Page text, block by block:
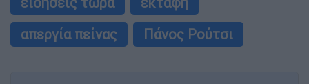
απεργία πείνας
Πάνος Ρούτσι